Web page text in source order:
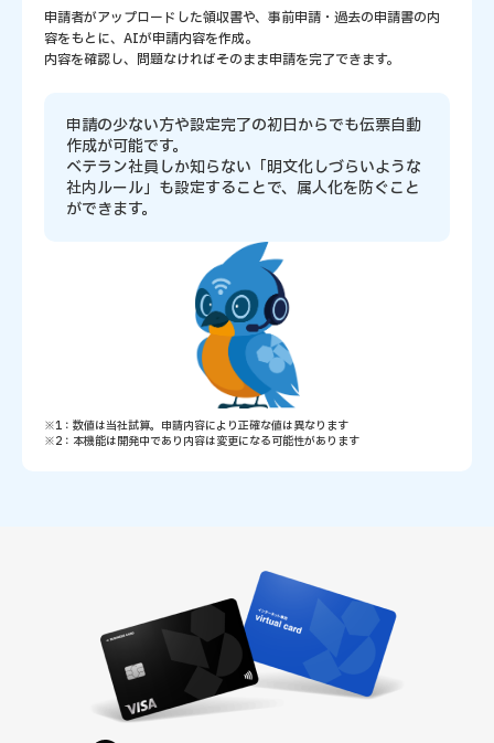
申請者がアップロードした領収書や、事前申請・過去の申請書の内
容をもとに、AIが申請内容を作成。
内容を確認し、問題なければそのまま申請を完了できます。
申請の少ない方や設定完了の初日からでも伝票自動
作成が可能です。
ベテラン社員しか知らない「明文化しづらいような
社内ルール」も設定することで、属人化を防ぐこと
ができます。
※1：数値は当社試算。申請内容により正確な値は異なります
※2：本機能は開発中であり内容は変更になる可能性があります